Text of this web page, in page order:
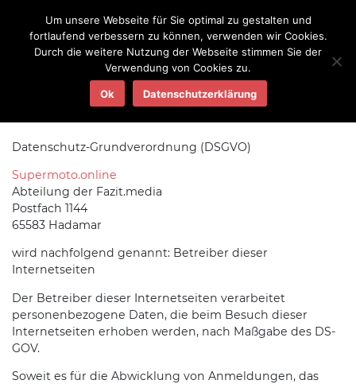
Datenschutzerklärung
Datenschutz-Grundverordnung (DSGVO)
Supermoto.online
Abteilung der Fazit.media
Postfach 1144
65583 Hadamar
wird nachfolgend genannt: Betreiber dieser
Internetseiten
Der Betreiber dieser Internetseiten verarbeitet
personenbezogene Daten, die beim Besuch dieser
Internetseiten erhoben werden, nach Maßgabe des DS-
GOV.
Soweit es für die Abwicklung von Anmeldungen, das
Um unsere Webseite für Sie optimal zu gestalten und
fortlaufend verbessern zu können, verwenden wir Cookies.
Durch die weitere Nutzung der Webseite stimmen Sie der
Verwendung von Cookies zu.
Ok Datenschutzerklärung